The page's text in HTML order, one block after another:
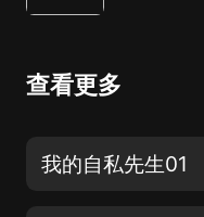
查看更多
我的自私先生01